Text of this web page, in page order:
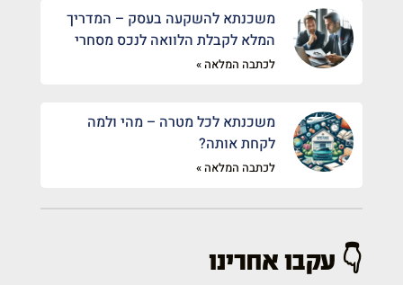
משכנתא להשקעה בעסק – המדריך
המלא לקבלת הלוואה לנכס מסחרי
לכתבה המלאה »
משכנתא לכל מטרה – מהי ולמה
לקחת אותה?
לכתבה המלאה »
👇 עקבו אחרינו